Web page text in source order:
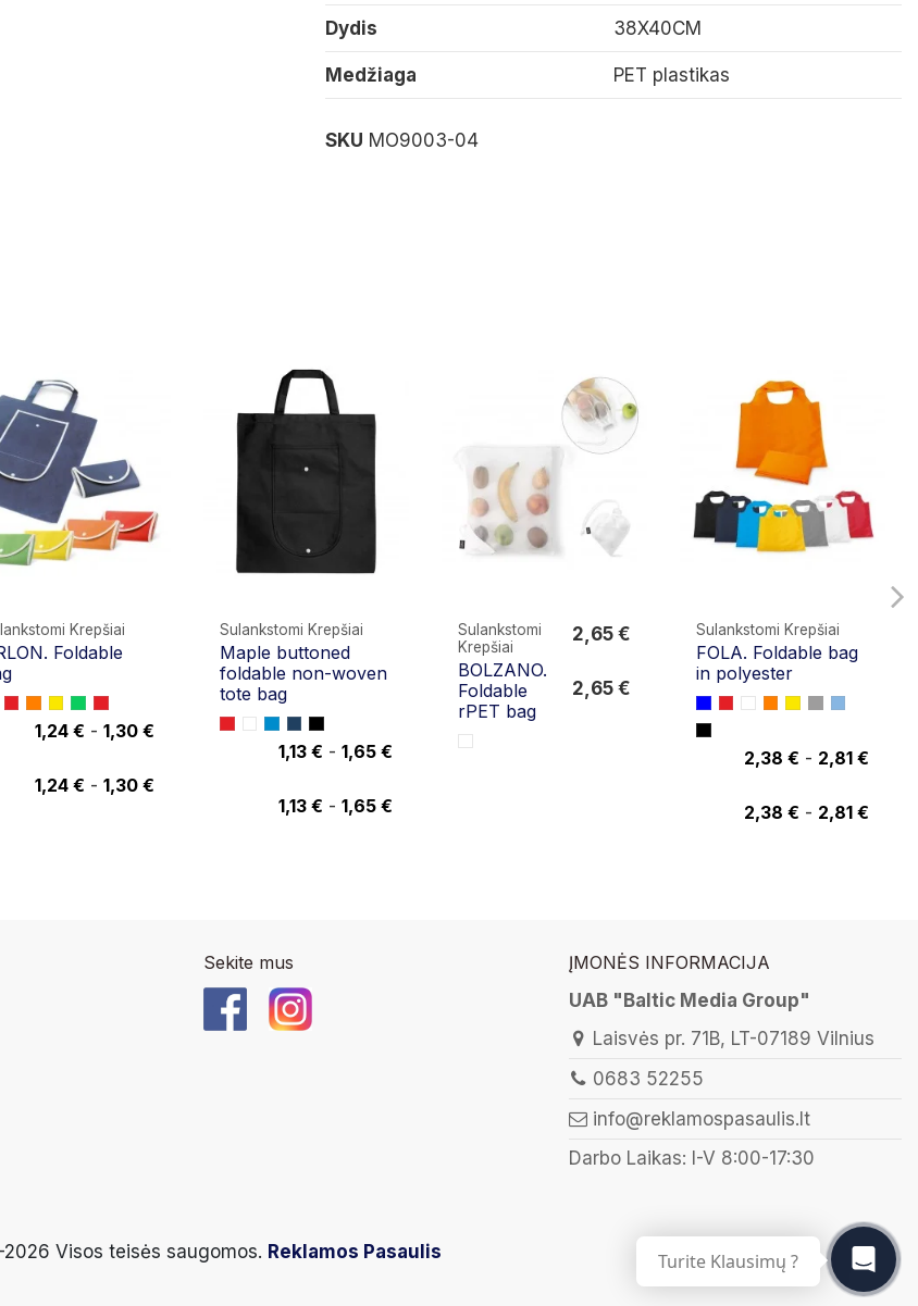
Dydis 38X40CM
Medžiaga PET plastikas
SKU MO9003-04
Krepšiai
Foldable
1,24 € - 1,30 €
1,24 € - 1,30 €
Sulankstomi Krepšiai
Maple buttoned
foldable non-woven
tote bag
1,13 € - 1,65 €
1,13 € - 1,65 €
Sulankstomi
Krepšiai
BOLZANO.
Foldable
rPET bag
2,65 €
2,65 €
Sulankstomi Krepšiai
FOLA. Foldable bag
in polyester
2,38 € - 2,81 €
2,38 € - 2,81 €
Sekite mus
ĮMONĖS INFORMACIJA
UAB "Baltic Media Group"
Laisvės pr. 71B, LT-07189 Vilnius
0683 52255
info@reklamospasaulis.lt
Darbo Laikas: I-V 8:00-17:30
Visos teisės saugomos. Reklamos Pasaulis Turite Klausimų ?